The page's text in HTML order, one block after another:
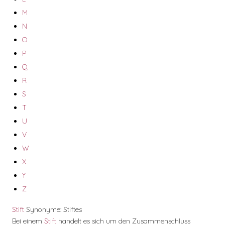
M
N
O
P
Q
R
S
T
U
V
W
X
Y
Z
Stift Synonyme: Stiftes
Bei einem Stift handelt es sich um den Zusammenschluss